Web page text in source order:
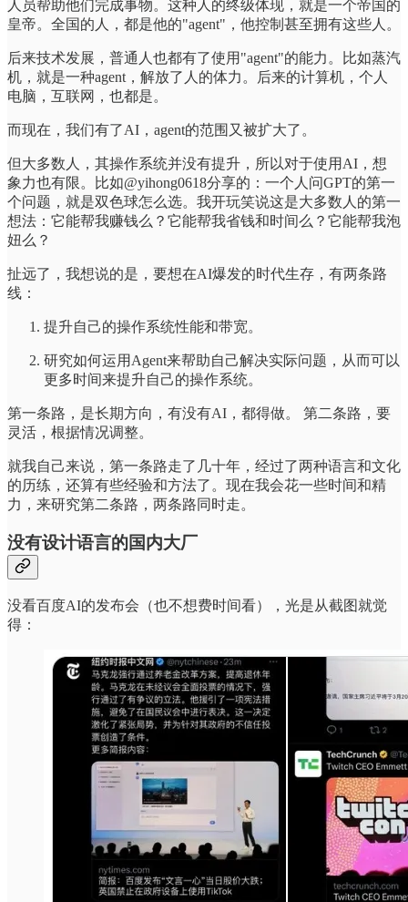
人员帮助他们完成事物。这种人的终级体现，就是一个帝国的
皇帝。全国的人，都是他的"agent"，他控制甚至拥有这些人。
后来技术发展，普通人也都有了使用"agent"的能力。比如蒸汽
机，就是一种agent，解放了人的体力。后来的计算机，个人
电脑，互联网，也都是。
而现在，我们有了AI，agent的范围又被扩大了。
但大多数人，其操作系统并没有提升，所以对于使用AI，想
象力也有限。比如@yihong0618分享的：一个人问GPT的第一
个问题，就是双色球怎么选。我开玩笑说这是大多数人的第一
想法：它能帮我赚钱么？它能帮我省钱和时间么？它能帮我泡
妞么？
扯远了，我想说的是，要想在AI爆发的时代生存，有两条路
线：
提升自己的操作系统性能和带宽。
研究如何运用Agent来帮助自己解决实际问题，从而可以
更多时间来提升自己的操作系统。
第一条路，是长期方向，有没有AI，都得做。 第二条路，要
灵活，根据情况调整。
就我自己来说，第一条路走了几十年，经过了两种语言和文化
的历练，还算有些经验和方法了。现在我会花一些时间和精
力，来研究第二条路，两条路同时走。
没有设计语言的国内大厂
没看百度AI的发布会（也不想费时间看），光是从截图就觉
得：